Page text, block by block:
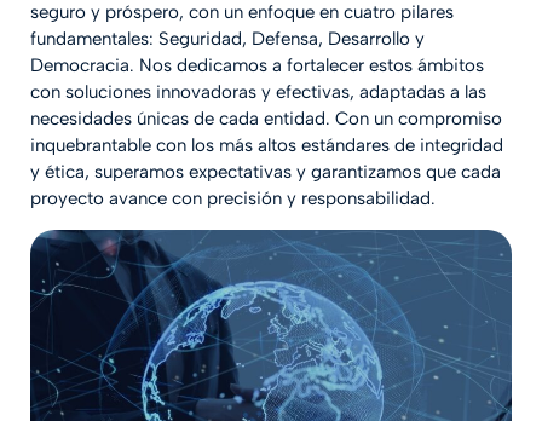
seguro y próspero, con un enfoque en cuatro pilares
fundamentales: Seguridad, Defensa, Desarrollo y
Democracia. Nos dedicamos a fortalecer estos ámbitos
con soluciones innovadoras y efectivas, adaptadas a las
necesidades únicas de cada entidad. Con un compromiso
inquebrantable con los más altos estándares de integridad
y ética, superamos expectativas y garantizamos que cada
proyecto avance con precisión y responsabilidad.